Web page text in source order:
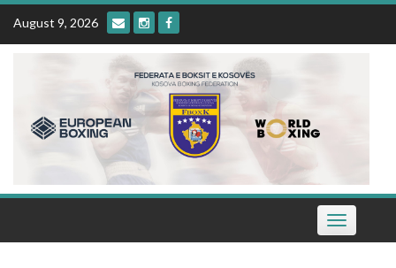
Skip
content
August 9, 2026
Toggle
navigation